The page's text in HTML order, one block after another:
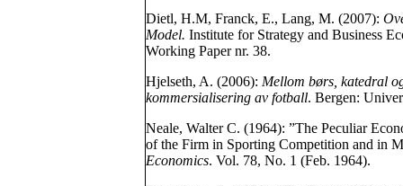
Dietl, H.M, Franck, E., Lang, M. (2007):
Model. Institute for Strategy and Business
Working Paper nr. 38.
Hjelseth, A. (2006): Mellom børs, katedral
kommersialisering av fotball. Bergen:
Neale, Walter C. (1964): ”The Peculiar
of the Firm in Sporting Competition and in
Economics. Vol. 78, No. 1 (Feb. 1964).